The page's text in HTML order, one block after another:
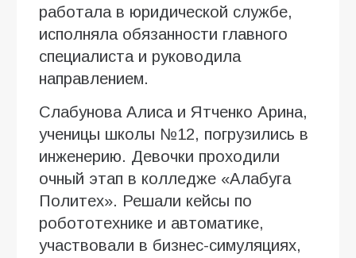
работала в юридической службе,
исполняла обязанности главного
специалиста и руководила
направлением.
Слабунова Алиса и Ятченко Арина,
ученицы школы №12, погрузились в
инженерию. Девочки проходили
очный этап в колледже «Алабуга
Политех». Решали кейсы по
робототехнике и автоматике,
участвовали в бизнес-симуляциях,